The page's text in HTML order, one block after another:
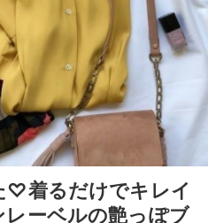
♡着るだけでキレイ
ーベルの艶っぽブ